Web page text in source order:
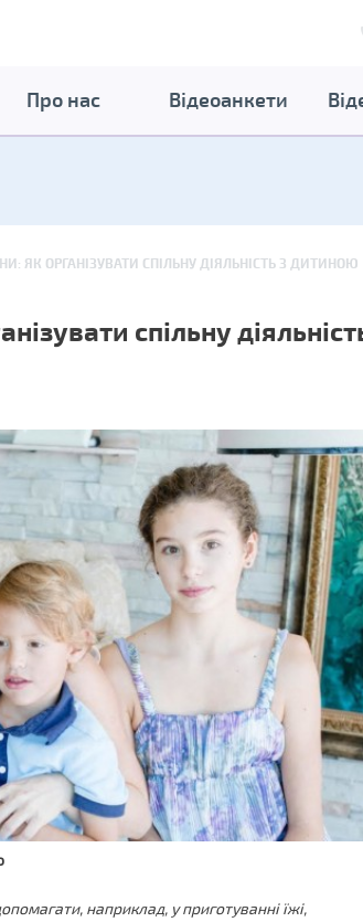
Про нас Відеоанкети
ЯК ОРГАНІЗУВАТИ СПІЛЬНУ ДІЯЛЬНІСТЬ З ДИТИНОЮ
спільну
наприклад, у приготуванні їжі,